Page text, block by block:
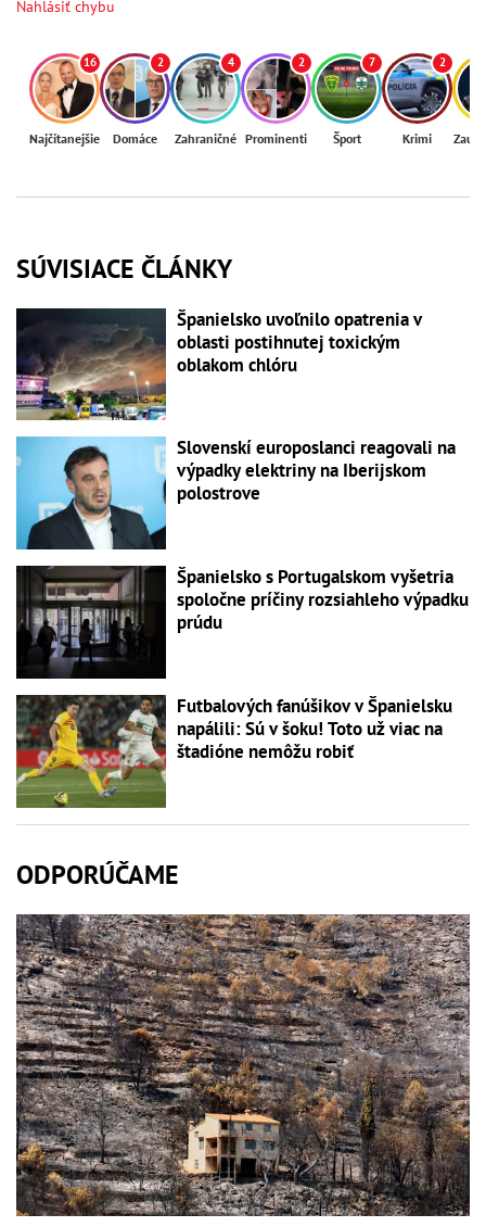
Nahlásiť chybu
16
Najčítanejšie
2
Domáce
4
Zahraničné
2
Prominenti
7
Šport
2
Krimi
SÚVISIACE ČLÁNKY
Španielsko uvoľnilo opatrenia v
oblasti postihnutej toxickým
oblakom chlóru
Slovenskí europoslanci reagovali na
výpadky elektriny na Iberijskom
polostrove
Španielsko s Portugalskom vyšetria
spoločne príčiny rozsiahleho výpadku
prúdu
Futbalových fanúšikov v Španielsku
napálili: Sú v šoku! Toto už viac na
štadióne nemôžu robiť
ODPORÚČAME